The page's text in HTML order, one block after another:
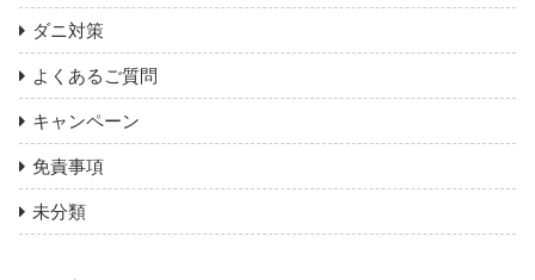
ダニ対策
よくあるご質問
キャンペーン
免責事項
未分類